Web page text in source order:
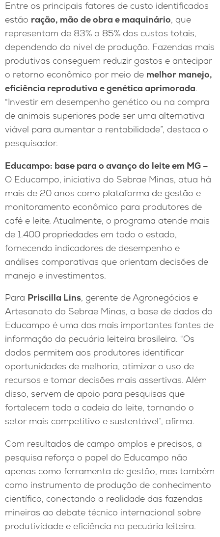
Entre os principais fatores de custo identificados
estão ração, mão de obra e maquinário, que
representam de 83% a 85% dos custos totais,
dependendo do nível de produção. Fazendas mais
produtivas conseguem reduzir gastos e antecipar
o retorno econômico por meio de melhor manejo,
eficiência reprodutiva e genética aprimorada.
“Investir em desempenho genético ou na compra
de animais superiores pode ser uma alternativa
viável para aumentar a rentabilidade”, destaca o
pesquisador.
Educampo: base para o avanço do leite em MG –
O Educampo, iniciativa do Sebrae Minas, atua há
mais de 20 anos como plataforma de gestão e
monitoramento econômico para produtores de
café e leite. Atualmente, o programa atende mais
de 1.400 propriedades em todo o estado,
fornecendo indicadores de desempenho e
análises comparativas que orientam decisões de
manejo e investimentos.
Para Priscilla Lins, gerente de Agronegócios e
Artesanato do Sebrae Minas, a base de dados do
Educampo é uma das mais importantes fontes de
informação da pecuária leiteira brasileira. “Os
dados permitem aos produtores identificar
oportunidades de melhoria, otimizar o uso de
recursos e tomar decisões mais assertivas. Além
disso, servem de apoio para pesquisas que
fortalecem toda a cadeia do leite, tornando o
setor mais competitivo e sustentável”, afirma.
Com resultados de campo amplos e precisos, a
pesquisa reforça o papel do Educampo não
apenas como ferramenta de gestão, mas também
como instrumento de produção de conhecimento
científico, conectando a realidade das fazendas
mineiras ao debate técnico internacional sobre
produtividade e eficiência na pecuária leiteira.